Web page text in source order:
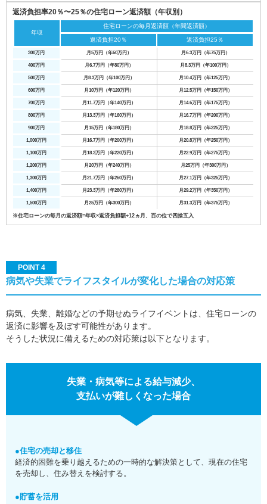
返済負担率20％〜25％の住宅ローン返済額（年収別）
年収
住宅ローンの毎月返済額（年間返済額）
返済負担20％ 返済負担25％
300万円 月5万円（年60万円） 月6.3万円（年75万円）
400万円 月6.7万円（年80万円） 月8.3万円（年100万円）
500万円 月8.3万円（年100万円） 月10.4万円（年125万円）
600万円 月10万円（年120万円） 月12.5万円（年150万円）
700万円 月11.7万円（年140万円） 月14.6万円（年175万円）
800万円 月13.3万円（年160万円） 月16.7万円（年200万円）
900万円 月15万円（年180万円） 月18.8万円（年225万円）
1,000万円 月16.7万円（年200万円） 月20.8万円（年250万円）
1,100万円 月18.3万円（年220万円） 月22.9万円（年275万円）
1,200万円 月20万円（年240万円） 月25万円（年300万円）
1,300万円 月21.7万円（年260万円） 月27.1万円（年325万円）
1,400万円 月23.3万円（年280万円） 月29.2万円（年350万円）
1,500万円 月25万円（年300万円） 月31.3万円（年375万円）
※住宅ローンの毎月の返済額=年収×返済負担額÷12ヵ月、百の位で四捨五入
POINT 4
病気や失業でライフスタイルが変化した場合の対応策
病気、失業、離婚などの予期せぬライフイベントは、住宅ローンの
返済に影響を及ぼす可能性があります。
そうした状況に備えるための対応策は以下となります。
失業・病気等による給与減少、
支払いが難しくなった場合
●住宅の売却と移住
経済的困難を乗り越えるための一時的な解決策として、現在の住宅
を売却し、住み替えを検討する。
●貯蓄を活用